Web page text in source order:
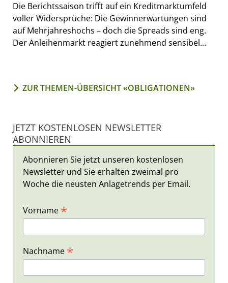
Die Berichtssaison trifft auf ein Kreditmarktumfeld
voller Widersprüche: Die Gewinnerwartungen sind
auf Mehrjahreshochs – doch die Spreads sind eng.
Der Anleihenmarkt reagiert zunehmend sensibel...
ZUR THEMEN-ÜBERSICHT «OBLIGATIONEN»
JETZT KOSTENLOSEN NEWSLETTER
ABONNIEREN
Abonnieren Sie jetzt unseren kostenlosen
Newsletter und Sie erhalten zweimal pro
Woche die neusten Anlagetrends per Email.
Vorname *
Nachname *